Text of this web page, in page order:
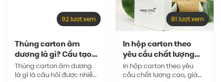
92 lượt xem
Thùng carton âm
dương là gì? Cấu tạo
và công…
Thùng carton âm dương
là gì là câu hỏi được nhiều
81 lượt xem
In hộp carton theo
yêu cầu chất lượng
cao, giá…
In hộp carton theo yêu
cầu chất lượng cao, giá